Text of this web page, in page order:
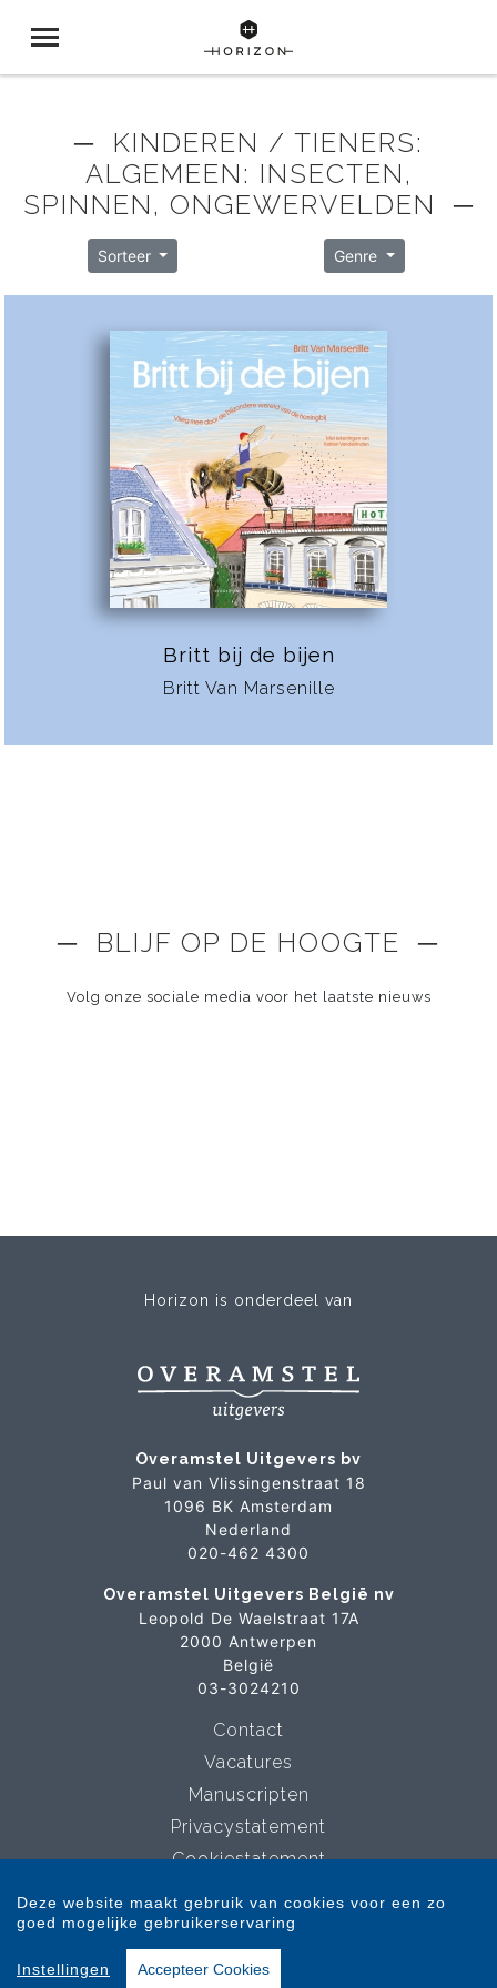
─ KINDEREN / TIENERS:
ALGEMEEN: INSECTEN,
SPINNEN, ONGEWERVELDEN ─
Sorteer Genre
Britt bij de bijen
Britt Van Marsenille
─ BLIJF OP DE HOOGTE ─
Volg onze sociale media voor het laatste nieuws
Horizon is onderdeel van
Overamstel Uitgevers bv
Paul van Vlissingenstraat 18
1096 BK Amsterdam
Nederland
020-462 4300
Overamstel Uitgevers België nv
Leopold De Waelstraat 17A
2000 Antwerpen
België
03-3024210
Contact
Vacatures
Manuscripten
Privacystatement
Cookiestatement
Copyright © 2007-2026 Overamstel Uitgevers - Alle rechten voorbehouden -
Ontwerp door
Deze website maakt gebruik van cookies voor een zo
goed mogelijke gebruikerservaring
Instellingen Accepteer Cookies